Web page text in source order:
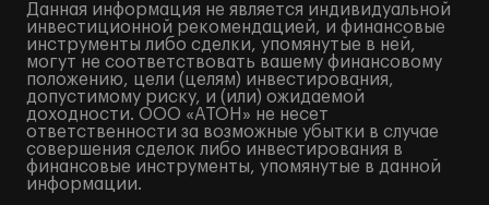
Данная информация не является индивидуальной
инвестиционной рекомендацией, и финансовые
инструменты либо сделки, упомянутые в ней,
могут не соответствовать вашему финансовому
положению, цели (целям) инвестирования,
допустимому риску, и (или) ожидаемой
доходности. ООО «АТОН» не несет
ответственности за возможные убытки в случае
совершения сделок либо инвестирования в
финансовые инструменты, упомянутые в данной
информации.